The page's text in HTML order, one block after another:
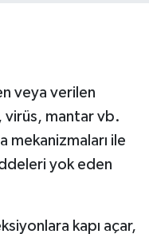
veya verilen
virüs, mantar vb.
mekanizmaları ile
yok eden
kapı açar,